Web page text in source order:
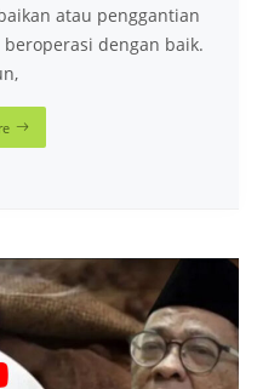
atau penggantian
dengan baik.